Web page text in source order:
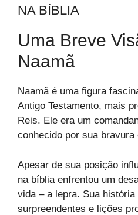
NA BÍBLIA
Uma Breve
Naamã
Naamã é uma figura
Antigo Testamento, mais
Reis. Ele era um
conhecido por sua
Apesar de sua posição
na bíblia enfrentou um
vida – a lepra. Sua
surpreendentes e lições